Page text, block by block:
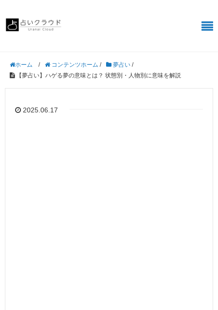
ホーム / コンテンツホーム / 夢占い /
【夢占い】ハゲる夢の意味とは？ 状態別・人物別に意味を解説
2025.06.17